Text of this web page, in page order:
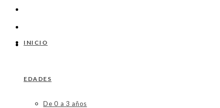
INICIO
EDADES
De 0 a 3 años